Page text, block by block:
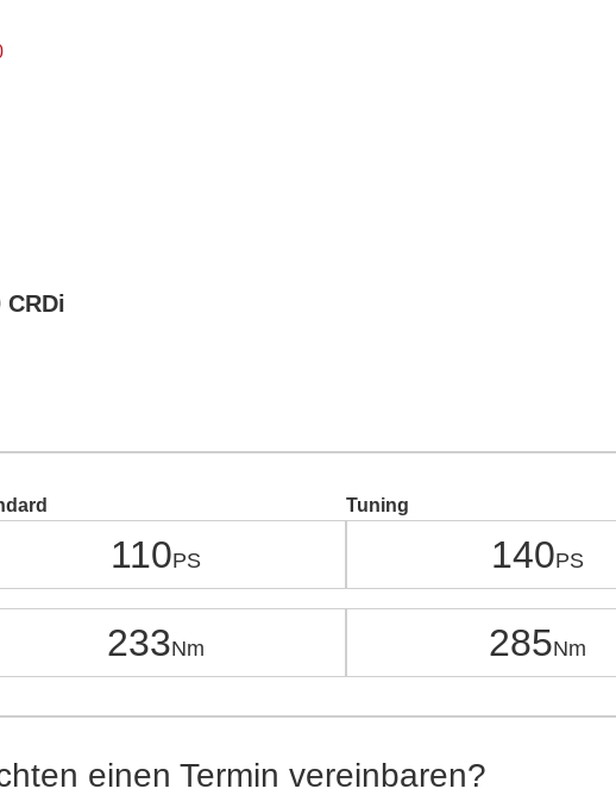
110
233
Tuning
140
285
einen Termin vereinbaren?